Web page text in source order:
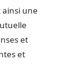
ainsi une
et
et